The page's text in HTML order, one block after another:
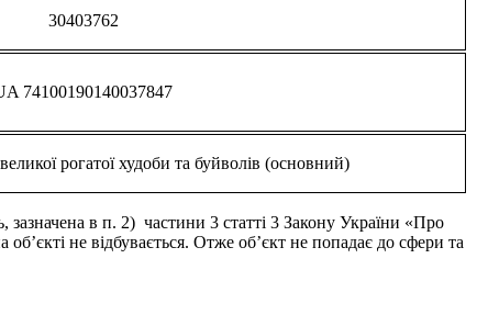
30403762
74100190140037847
рогатої худоби та буйволів (основний)
зазначена в п. 2) частини 3 статті 3 Закону України «Про
не відбувається. Отже об’єкт не попадає до сфери та